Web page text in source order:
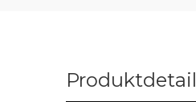
Produktdetail